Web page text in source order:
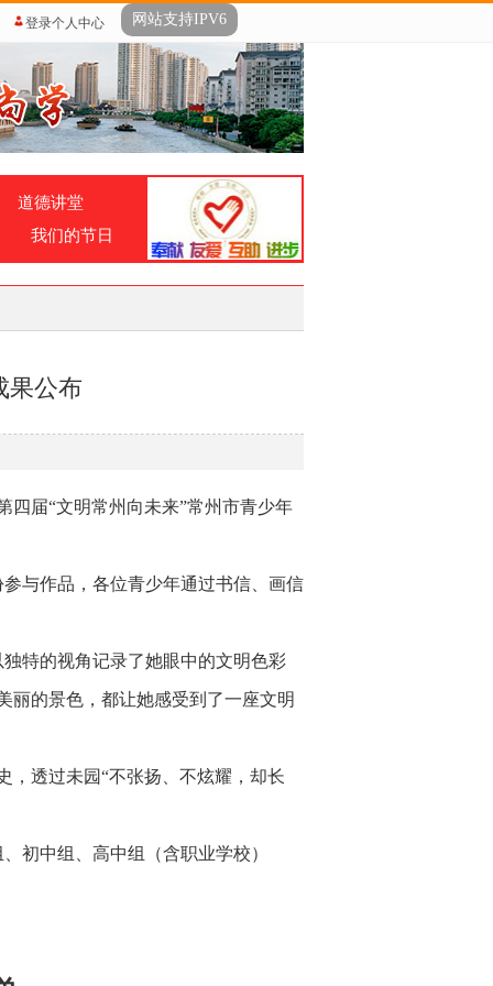
登录个人中心 网站支持IPV6
道德讲堂
我们的节日
果公布
四届“文明常州向未来”常州市青少年
与作品，各位青少年通过书信、画信
特的视角记录了她眼中的文明色彩
的景色，都让她感受到了一座文明
，透过未园“不张扬、不炫耀，却长
初中组、高中组（含职业学校）